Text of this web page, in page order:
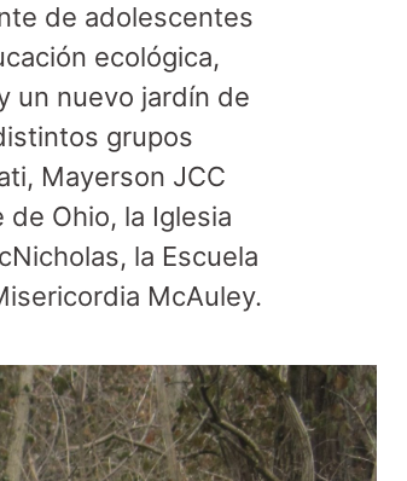
de adolescentes
ecológica,
un nuevo jardín de
grupos
Mayerson JCC
de Ohio, la Iglesia
la Escuela
McAuley.